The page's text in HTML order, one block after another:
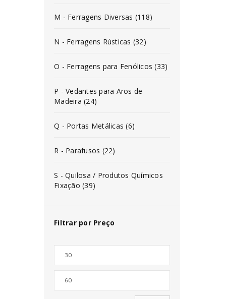
M - Ferragens Diversas (118)
N - Ferragens Rústicas (32)
O - Ferragens para Fenólicos (33)
P - Vedantes para Aros de
Madeira (24)
Q - Portas Metálicas (6)
R - Parafusos (22)
S - Quilosa / Produtos Químicos
Fixação (39)
Filtrar por Preço